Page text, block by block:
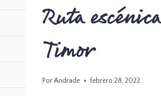
Ruta
Timor
PorAndrade febrero 28, 2022